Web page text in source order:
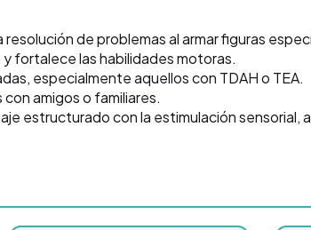
de problemas al armar figuras
fortalece las habilidades motoras.
especialmente aquellos con TDAH o TEA.
amigos o familiares.
estructurado con la estimulación sensorial,